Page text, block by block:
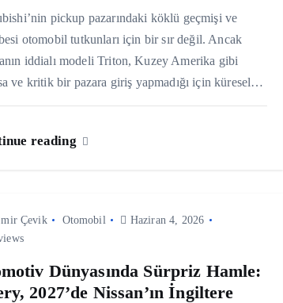
pickup pazarındaki köklü geçmişi ve
otomobil tutkunları için bir sır değil. Ancak
iddialı modeli Triton, Kuzey Amerika gibi
ve kritik bir pazara giriş yapmadığı için küresel…
reading
Çevik Otomobil
Haziran 4, 2026
Dünyasında Sürpriz Hamle:
2027’de Nissan’ın İngiltere